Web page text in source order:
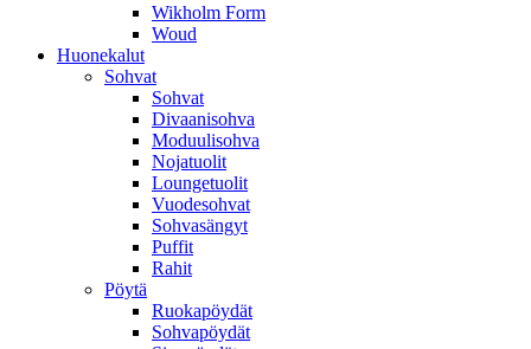
Wikholm Form
Woud
Huonekalut
Sohvat
Sohvat
Divaanisohva
Moduulisohva
Nojatuolit
Loungetuolit
Vuodesohvat
Sohvasängyt
Puffit
Rahit
Pöytä
Ruokapöydät
Sohvapöydät